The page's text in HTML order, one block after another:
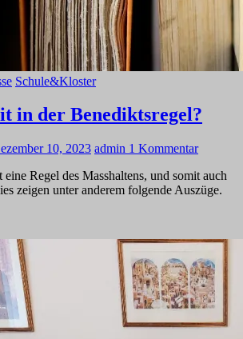
Schule&Kloster
in der Benediktsregel?
10, 2023 admin 1 Kommentar
Regel des Masshaltens, und somit auch
zeigen unter anderem folgende Auszüge.